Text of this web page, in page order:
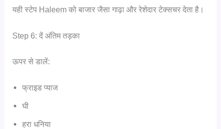
यही स्टेप Haleem को बाजार जैसा गाढ़ा और रेशेदार टेक्सचर देता है।
Step 6: दें अंतिम तड़का
ऊपर से डालें:
फ्राइड प्याज
घी
हरा धनिया